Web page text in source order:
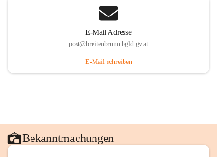
E-Mail Adresse
post@breitenbrunn.bgld.gv.at
E-Mail schreiben
Bekanntmachungen